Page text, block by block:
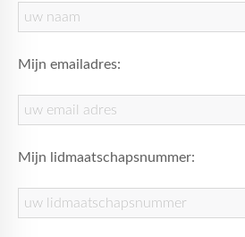
Mijn emailadres:
Mijn lidmaatschapsnummer: